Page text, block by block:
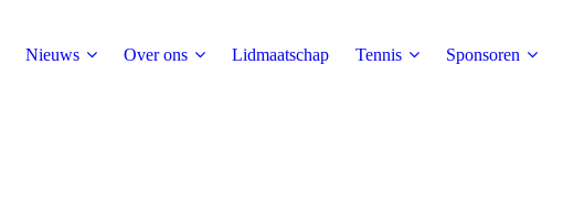
Nieuws Over ons Lidmaatschap Tennis Sponsoren